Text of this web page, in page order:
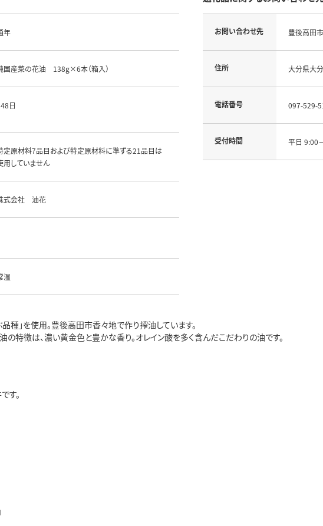
年
国産菜の花油 138g×6本（箱入）
日
定原材料7品目および特定原材料に準ずる21品目は
用していません
式会社 油花
温
お問い合わせ先 豊後高田
住所 大分県大
電話番号 097-529-
受付時間 平日 9:00
種」を使用。豊後高田市香々地で作り搾油しています。
特徴は、濃い黄金色と豊かな香り。オレイン酸を多く含んだこだわりの油です。
す。